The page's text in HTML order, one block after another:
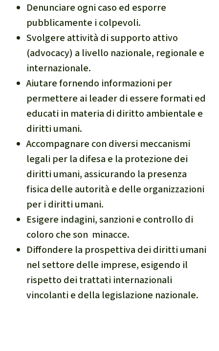
Criminalità ambientale,
narcotraffico e territori
indigeni in Amazzonia
certificazione
Yasuní
Domande e risposte
Commercio e traffico
internazionale di fauna e
flora selvatiche
Clima
Documento di sintesi sul
clima
Denunciare ogni caso ed esporre
pubblicamente i colpevoli.
Svolgere attività di supporto attivo
(advocacy) a livello nazionale, regionale e
internazionale.
Aiutare fornendo informazioni per
permettere ai leader di essere formati ed
educati in materia di diritto ambientale e
diritti umani.
Accompagnare con diversi meccanismi
legali per la difesa e la protezione dei
diritti umani, assicurando la presenza
fisica delle autorità e delle organizzazioni
per i diritti umani.
Esigere indagini, sanzioni e controllo di
coloro che son minacce.
Diffondere la prospettiva dei diritti umani
nel settore delle imprese, esigendo il
rispetto dei trattati internazionali
vincolanti e della legislazione nazionale.